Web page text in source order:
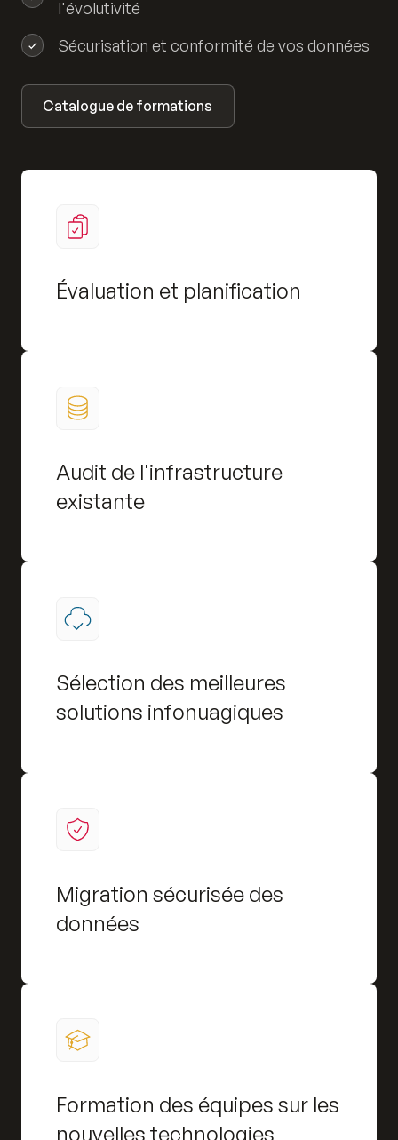
l'évolutivité
Sécurisation et conformité de vos données
Catalogue de formations
Évaluation et planification
Audit de l'infrastructure
existante
Sélection des meilleures
solutions infonuagiques
Migration sécurisée des
données
Formation des équipes sur les
nouvelles technologies